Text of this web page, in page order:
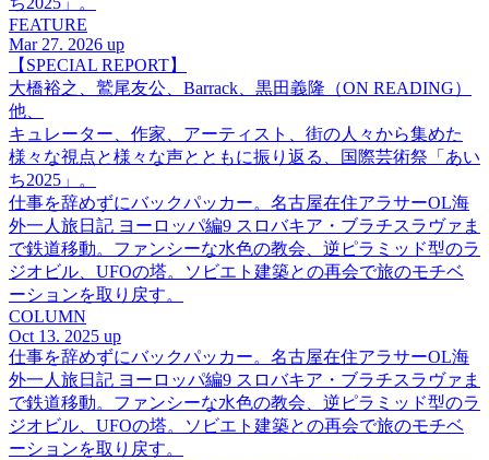
FEATURE
Mar 27. 2026 up
【SPECIAL REPORT】
大橋裕之、鷲尾友公、Barrack、黒田義隆（ON READING）
他、
キュレーター、作家、アーティスト、街の人々から集めた
様々な視点と様々な声とともに振り返る、国際芸術祭「あい
ち2025」。
仕事を辞めずにバックパッカー。名古屋在住アラサーOL海
外一人旅日記 ヨーロッパ編9 スロバキア・ブラチスラヴァま
で鉄道移動。ファンシーな水色の教会、逆ピラミッド型のラ
ジオビル、UFOの塔。ソビエト建築との再会で旅のモチベ
ーションを取り戻す。
COLUMN
Oct 13. 2025 up
仕事を辞めずにバックパッカー。名古屋在住アラサーOL海
外一人旅日記 ヨーロッパ編9 スロバキア・ブラチスラヴァま
で鉄道移動。ファンシーな水色の教会、逆ピラミッド型のラ
ジオビル、UFOの塔。ソビエト建築との再会で旅のモチベ
ーションを取り戻す。